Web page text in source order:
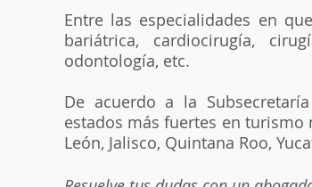
Entre las especialidades en
bariátrica, cardiocirugía,
odontología, etc.
De acuerdo a la
estados más fuertes en turismo
León, Jalisco, Quintana Roo,